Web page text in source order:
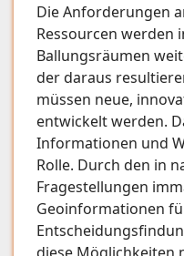
Die Anforderungen
Ressourcen werden
Ballungsräumen
der daraus
müssen neue,
entwickelt werden.
Informationen und
Rolle. Durch den in
Fragestellungen
Geoinformationen
diese Möglichkeiten